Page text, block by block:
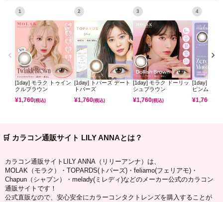
1
[1day] モラク トゥイン
クルブラウン
¥1,760(税込)
2
[1day] トパーズ デート
トパーズ
¥1,760(税込)
3
[1day] モラク ドーリッ
シュブラウン
¥1,760(税込)
4
[1day] ミレ
ピンムーン
¥1,760
🛒 カラコン通販サイト LILY ANNAとは？
カラコン通販サイトLILY ANNA（リリーアンナ）は、
MOLAK（モラク）・TOPARDS(トパーズ)・feliamo(フェリアモ)・
Chapun（シャプン）・melady(ミレディ)などのメーカー公式のカラコン
通販サイトです！
公式直販なので、安心安全にカラーコンタクトレンズを購入することが